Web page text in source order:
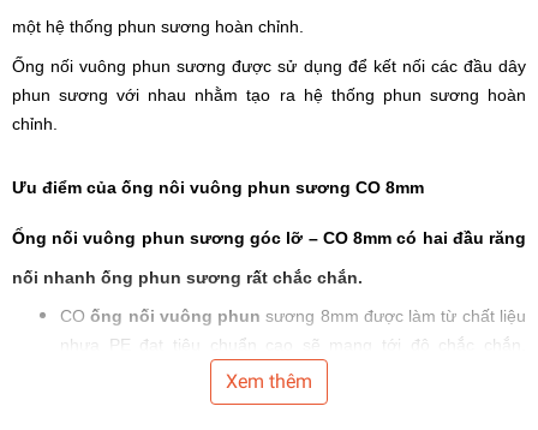
một hệ thống phun sương hoàn chỉnh.
Ống nối vuông phun sương được sử dụng để kết nối các đầu dây
phun sương với nhau nhằm tạo ra hệ thống phun sương hoàn
chỉnh.
Ưu điểm của ống nôi vuông phun sương CO 8mm
Ống nối vuông phun sương góc lỡ – CO 8mm có hai đầu răng
nối nhanh ống phun sương rất chắc chắn.
COống nối vuông phunsương 8mm được làm từ chất liệu
nhựa PE đạt tiêu chuẩn cao sẽ mang tới độ chắc chắn,
không sợ bị biến dạng gây hỏng hóc, rò rỉ nước phun trong
Xem thêm